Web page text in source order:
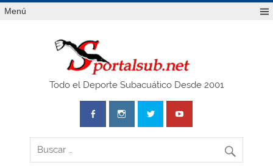
Saltar
alMenú
Todo el Deporte Subacuático Desde 2001